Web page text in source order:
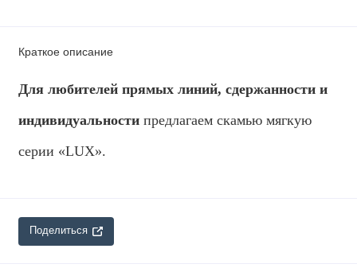
Краткое описание
Для любителей прямых линий, сдержанности и
индивидуальностипредлагаем скамью мягкую
серии «LUX».
Поделиться